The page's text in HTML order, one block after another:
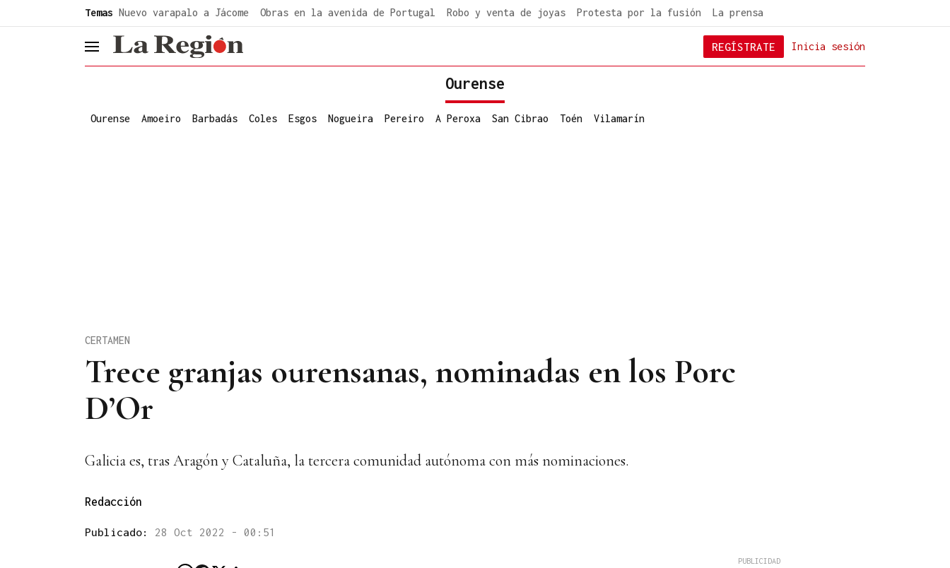
Temas Nuevo varapalo a Jácome Obras en la avenida de Portugal Robo y venta de joyas Protesta por la fusión La prensa
header.menu.open Inicia sesión
REGÍSTRATE
Ourense
Ourense Amoeiro Barbadás Coles Esgos Nogueira Pereiro A Peroxa San Cibrao Toén Vilamarín
Trece granjas ourensanas, nominadas en los Porc
D’Or
CERTAMEN
Galicia es, tras Aragón y Cataluña, la tercera comunidad autónoma con más nominaciones.
Redacción
Publicado: 28 Oct 2022 - 00:51